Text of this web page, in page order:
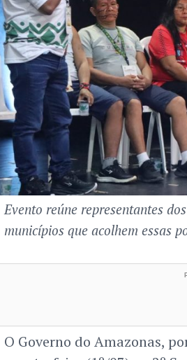
Evento reúne representantes
municípios que acolhem essas
O Governo do Amazonas,